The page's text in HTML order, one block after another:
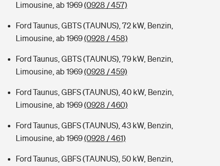
Limousine, ab 1969(0928 / 457)
Ford Taunus, GBTS (TAUNUS), 72 kW, Benzin,
Limousine, ab 1969(0928 / 458)
Ford Taunus, GBTS (TAUNUS), 79 kW, Benzin,
Limousine, ab 1969(0928 / 459)
Ford Taunus, GBFS (TAUNUS), 40 kW, Benzin,
Limousine, ab 1969(0928 / 460)
Ford Taunus, GBFS (TAUNUS), 43 kW, Benzin,
Limousine, ab 1969(0928 / 461)
Ford Taunus, GBFS (TAUNUS), 50 kW, Benzin,